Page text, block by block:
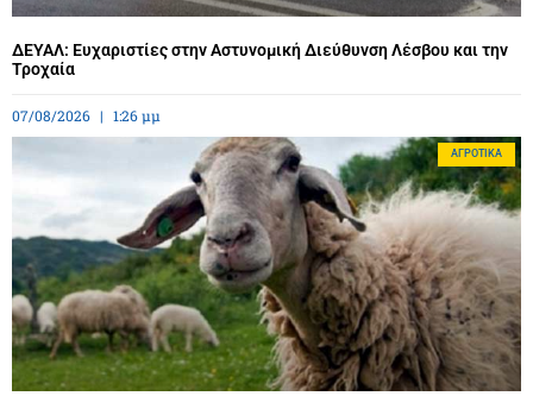
ΔΕΥΑΛ: Ευχαριστίες στην Αστυνομική Διεύθυνση Λέσβου και την
Τροχαία
07/08/2026 1:26 μμ
ΑΓΡΟΤΙΚΆ